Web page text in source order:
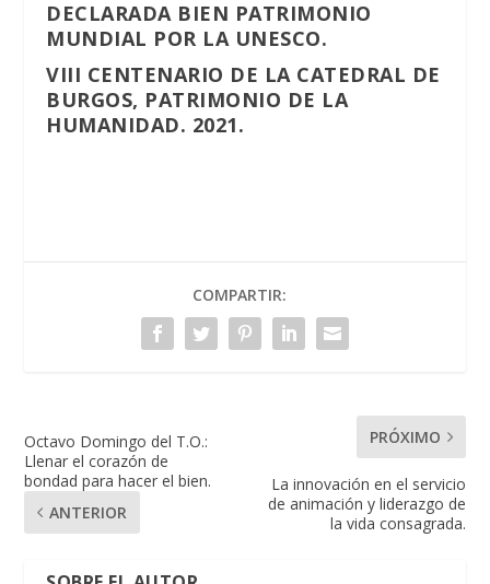
DECLARADA BIEN PATRIMONIO
MUNDIAL POR LA UNESCO.
VIII CENTENARIO DE LA CATEDRAL DE
BURGOS, PATRIMONIO DE LA
HUMANIDAD. 2021.
COMPARTIR:
Octavo Domingo del T.O.:
Llenar el corazón de
bondad para hacer el bien.
ANTERIOR
PRÓXIMO
La innovación en el servicio
de animación y liderazgo de
la vida consagrada.